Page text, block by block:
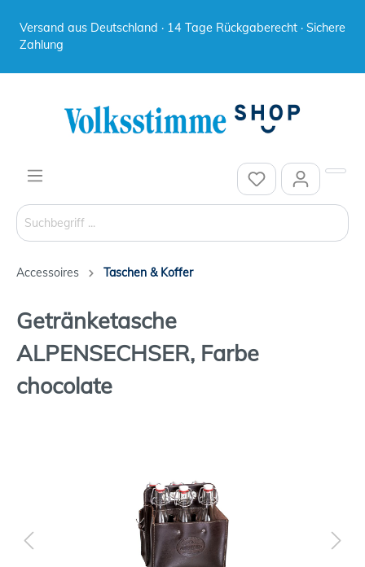
Versand aus Deutschland · 14 Tage Rückgaberecht · Sichere
Zahlung
Accessoires Taschen & Koffer
Getränketasche
ALPENSECHSER, Farbe
chocolate